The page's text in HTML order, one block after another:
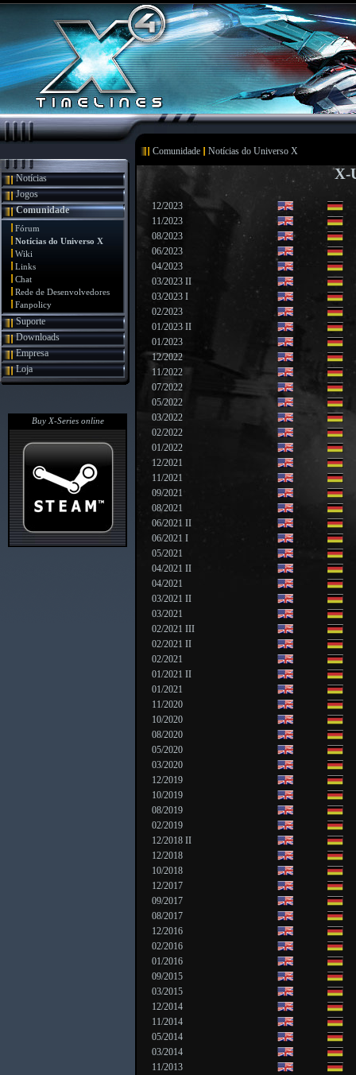
Comunidade Notícias do Universo X
Notícias
Jogos
Comunidade
Fórum
Notícias do Universo X
Wiki
Links
Chat
Rede de Desenvolvedores
Fanpolicy
Suporte
Downloads
Empresa
Loja
Buy X-Series online
X-
12/2023
11/2023
08/2023
06/2023
04/2023
03/2023 II
03/2023 I
02/2023
01/2023 II
01/2023
12/2022
11/2022
07/2022
05/2022
03/2022
02/2022
01/2022
12/2021
11/2021
09/2021
08/2021
06/2021 II
06/2021 I
05/2021
04/2021 II
04/2021
03/2021 II
03/2021
02/2021 III
02/2021 II
02/2021
01/2021 II
01/2021
11/2020
10/2020
08/2020
05/2020
03/2020
12/2019
10/2019
08/2019
02/2019
12/2018 II
12/2018
10/2018
12/2017
09/2017
08/2017
12/2016
02/2016
01/2016
09/2015
03/2015
12/2014
11/2014
05/2014
03/2014
11/2013